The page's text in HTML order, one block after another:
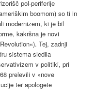
pol-periferije
boomom) so ti in
modernizem, ki je bil
kakršna je novi
Tej, zadnji
sistema sledila
v politiki, pri
prelevili v »nove
ter apologete